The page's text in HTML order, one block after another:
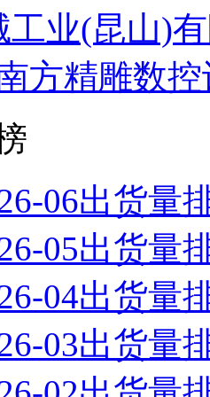
工业(昆山)
方精雕数
06出货量
05出货量
04出货量
03出货量